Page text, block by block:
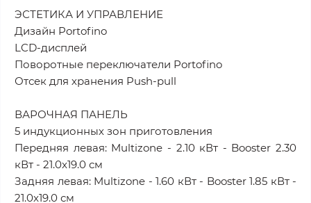
ЭСТЕТИКА И УПРАВЛЕНИЕ
Дизайн Portofino
LCD-дисплей
Поворотные переключатели Portofino
Отсек для хранения Push-pull
ВАРОЧНАЯ ПАНЕЛЬ
5 индукционных зон приготовления
Передняя левая: Multizone - 2.10 кВт - Booster 2.30
кВт - 21.0x19.0 см
Задняя левая: Multizone - 1.60 кВт - Booster 1.85 кВт -
21.0x19.0 см